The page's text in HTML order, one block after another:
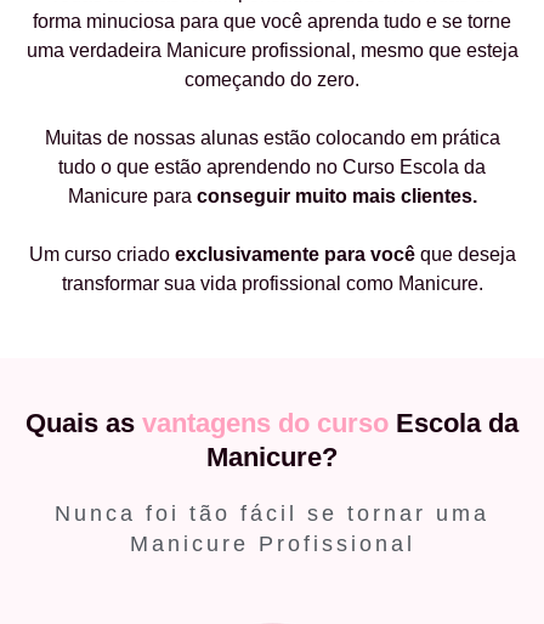
forma minuciosa para que você aprenda tudo e se torne
uma verdadeira Manicure profissional, mesmo que esteja
começando do zero.
Muitas de nossas alunas estão colocando em prática
tudo o que estão aprendendo no Curso Escola da
Manicure para conseguir muito mais clientes.
Um curso criado exclusivamente para vocêque deseja
transformar sua vida profissional como Manicure.
Quais as vantagens do curso Escola da
Manicure?
Nunca foi tão fácil se tornar uma
Manicure Profissional